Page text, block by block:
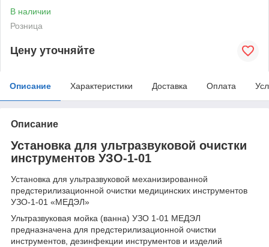
В наличии
Розница
Цену уточняйте
Описание Характеристики Доставка Оплата
Описание
Установка для ультразвуковой очистки
инструментов УЗО-1-01
Установка для ультразвуковой механизированной
предстерилизационной очистки медицинских инструментов
УЗО-1-01 «МЕДЭЛ»
Ультразвуковая мойка (ванна) УЗО 1-01 МЕДЭЛ
предназначена для предстерилизационной очистки
инструментов, дезинфекции инструментов и изделий